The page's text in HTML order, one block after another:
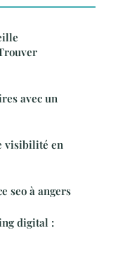
avec un
visibilité en
seo à angers
digital :